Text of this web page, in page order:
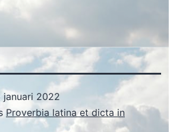
januari 2022
Proverbia latina et dicta in